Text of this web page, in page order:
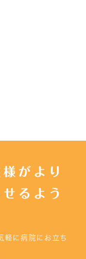
がより
るよう
軽に病院にお立ち